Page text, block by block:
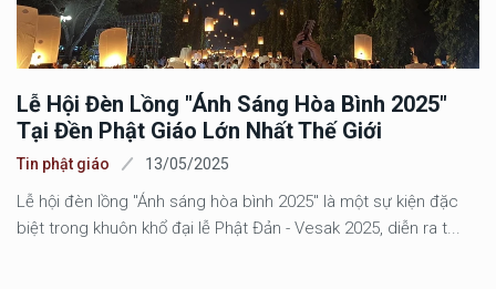
Lễ Hội Đèn Lồng "Ánh Sáng Hòa Bình 2025"
Tại Đền Phật Giáo Lớn Nhất Thế Giới
Tin phật giáo 13/05/2025
Lễ hội đèn lồng "Ánh sáng hòa bình 2025" là một sự kiện đặc
biệt trong khuôn khổ đại lễ Phật Đản - Vesak 2025, diễn ra t...